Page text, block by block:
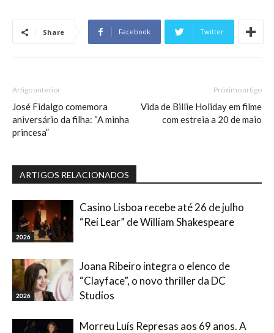
Share Facebook Twitter
Artigo anterior
José Fidalgo comemora
aniversário da filha: “A minha
princesa”
Próximo artigo
Vida de Billie Holiday em filme
com estreia a 20 de maio
ARTIGOS RELACIONADOS
2026
Casino Lisboa recebe até 26 de julho
“Rei Lear” de William Shakespeare
2026
Joana Ribeiro integra o elenco de
“Clayface”, o novo thriller da DC
Studios
Morreu Luís Represas aos 69 anos. A